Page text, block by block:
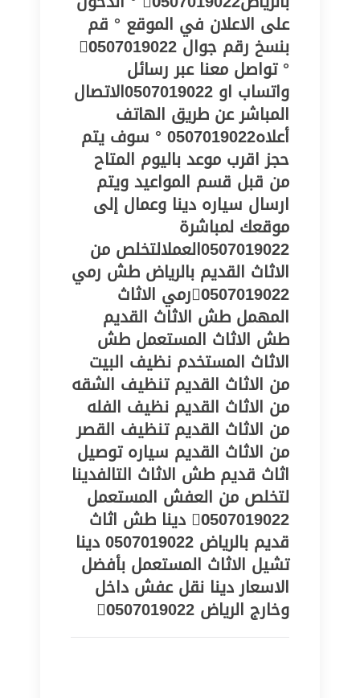
على الاعلان في الموقع ° قم
بنسخ رقم جوال 0َ507019022
° تواصل معنا عبر رسائل
واتساب او 0507019022الاتصال
المباشر عن طريق الهاتف
أعلاه0507019022 ° سوف يتم
حجز اقرب موعد باليوم المتاح
من قبل قسم المواعيد ويتم
ارسال سياره دينا وعمال إلى
موقعك لمباشرة
0507019022العمل‏التخلص من
الاثاث القديم بالرياض طش رمي
0َ507019022رمي الاثاث
المهمل طش الاثاث القديم
طش الاثاث المستعمل طش
الاثاث المستخدم نظيف البيت
من الاثاث القديم تنظيف الشقه
من الاثاث القديم نظيف الفله
من الاثاث القديم تنظيف القصر
من الاثاث القديم سياره توصيل
اثاث قديم طش الاثاث التالفدينا
لتخلص من العفش المستعمل
0َ507019022 دينا طش اثاث
قديم بالرياض 0507019022 دينا
تشيل الاثاث المستعمل بأفضل
الاسعار دينا نقل عفش داخل
وخارج الرياض 0َ507019022